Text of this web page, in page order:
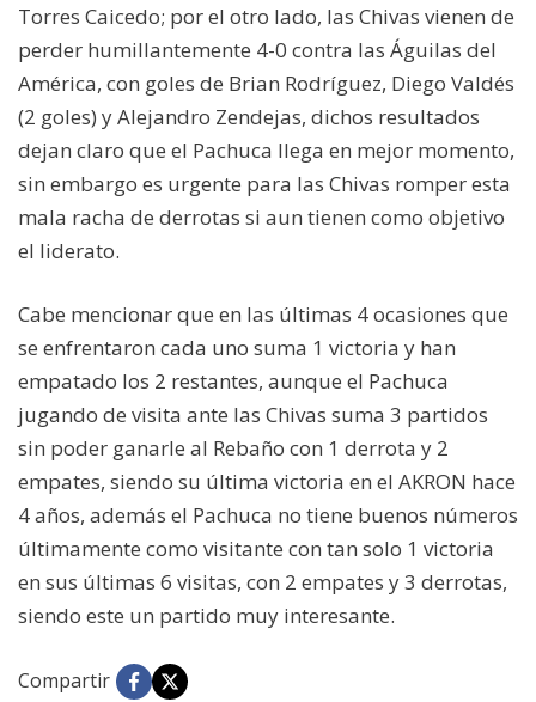
Torres Caicedo; por el otro lado, las Chivas vienen de
perder humillantemente 4-0 contra las Águilas del
América, con goles de Brian Rodríguez, Diego Valdés
(2 goles) y Alejandro Zendejas, dichos resultados
dejan claro que el Pachuca llega en mejor momento,
sin embargo es urgente para las Chivas romper esta
mala racha de derrotas si aun tienen como objetivo
el liderato.
Cabe mencionar que en las últimas 4 ocasiones que
se enfrentaron cada uno suma 1 victoria y han
empatado los 2 restantes, aunque el Pachuca
jugando de visita ante las Chivas suma 3 partidos
sin poder ganarle al Rebaño con 1 derrota y 2
empates, siendo su última victoria en el AKRON hace
4 años, además el Pachuca no tiene buenos números
últimamente como visitante con tan solo 1 victoria
en sus últimas 6 visitas, con 2 empates y 3 derrotas,
siendo este un partido muy interesante.
Compartir